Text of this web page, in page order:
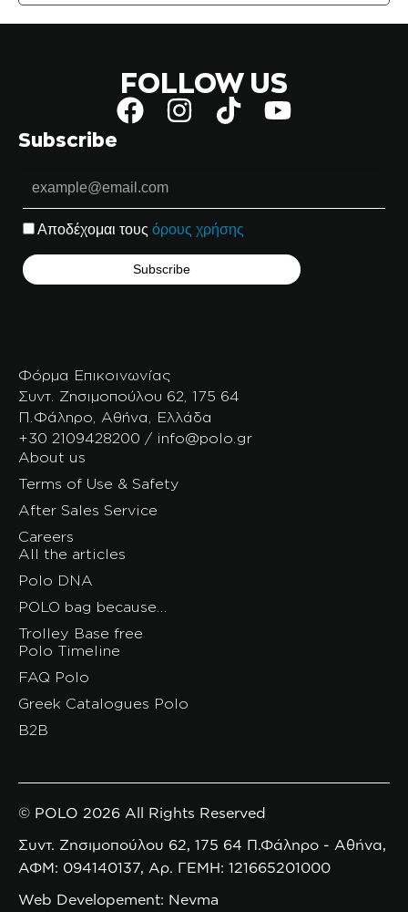
FOLLOW US
Subscribe
Αποδέχομαι τους όρους χρήσης
Φόρμα Επικοινωνίας
Συντ. Ζησιμοπούλου 62, 175 64
Π.Φάληρο, Αθήνα, Ελλάδα
+30 2109428200 / info@polo.gr
About us
Terms of Use & Safety
After Sales Service
Careers
All the articles
Polo DNA
POLO bag because…
Trolley Base free
Polo Timeline
FAQ Polo
Greek Catalogues Polo
B2B
© POLO 2026 All Rights Reserved
Συντ. Ζησιμοπούλου 62, 175 64 Π.Φάληρο - Αθήνα,
ΑΦΜ: 094140137, Αρ. ΓΕΜΗ: 121665201000
Web Developement: Nevma